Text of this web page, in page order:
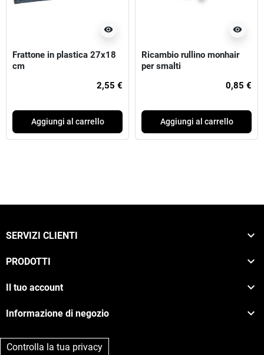
visibility
Frattone in plastica 27x18
cm
2,55 €
Aggiungi al carrello
visibility
Ricambio rullino monhair
per smalti
0,85 €
Aggiungi al carrello
SERVIZI CLIENTI 
PRODOTTI 
Il tuo account 
Informazione di negozio 
Controlla la tua privacy